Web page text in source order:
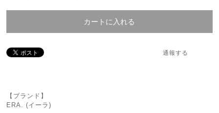
カートに入れる
通報する
【ブランド】
ERA. (イーラ)